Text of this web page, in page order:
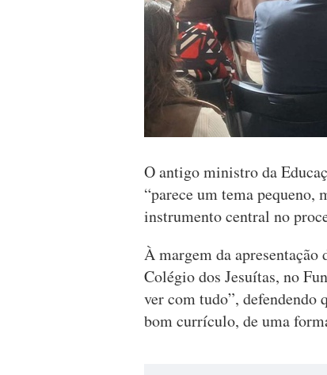
O antigo ministro da
“parece um tema pequeno,
instrumento central no
À margem da
Colégio dos Jesuítas, no
ver com tudo”, defendendo
bom currículo, de uma